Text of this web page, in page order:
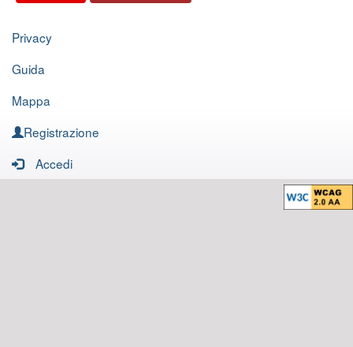
Privacy
Guida
Mappa
Registrazione
Accedi